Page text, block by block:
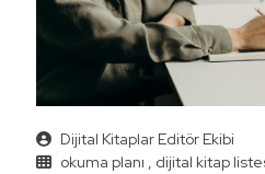
Dijital Kitaplar Editör Ekibi
okuma planı , dijital kitap